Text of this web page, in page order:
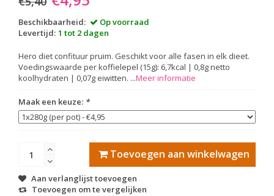
Beschikbaarheid:
Op voorraad
Levertijd: 1 tot 2 dagen
Hero diet confituur pruim. Geschikt voor alle fasen in elk dieet.
Voedingswaarde per koffielepel (15g): 6,7kcal | 0,8g netto
koolhydraten | 0,07g eiwitten. ...Meer informatie
Maak een keuze: *
Toevoegen aan winkelwagen
Aan verlanglijst toevoegen
Toevoegen om te vergelijken